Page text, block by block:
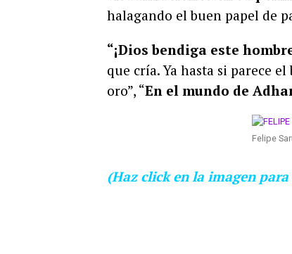
halagando el buen papel de
“¡Dios bendiga este
que cría. Ya hasta si parece
oro”, “En el mundo de
Felipe
(Haz click en la imagen